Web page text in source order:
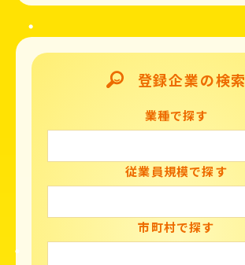
登録企業の検索
業種で探す
従業員規模で探す
市町村で探す